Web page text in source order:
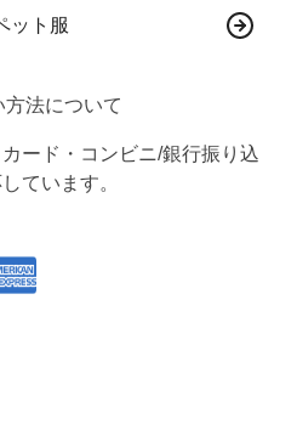
ット服
方法について
ード・コンビニ/銀行振り込
ています。